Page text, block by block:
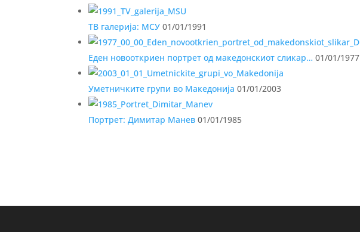
ТВ галерија: МСУ 01/01/1991
Еден новооткриен портрет од македонскиот сликар… 01/01/1977
Уметничките групи во Македонија 01/01/2003
Портрет: Димитар Манев 01/01/1985